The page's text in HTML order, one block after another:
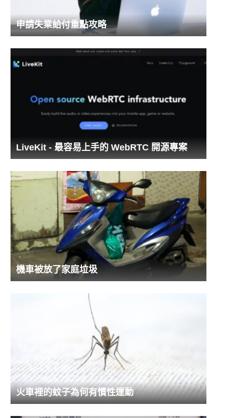
申請失業給付重點攻略
LiveKit - 最容易上手的 WebRTC 開源專案
機車被放了家庭垃圾
火車裡的蚊子為何有慣性運動